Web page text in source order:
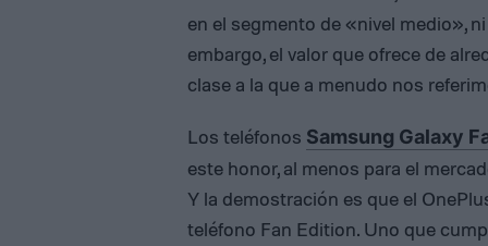
en el segmento de «nivel medio»,
embargo, el valor que ofrece de
clase a la que a menudo nos
Los teléfonos Samsung Galaxy
este honor, al menos para el
Y la demostración es que el
teléfono Fan Edition. Uno que